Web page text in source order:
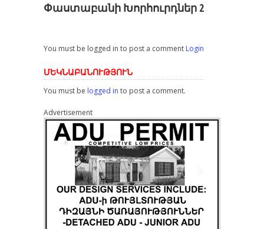
Փաստաբանի Խորհուրդներ 2
You must be logged in to post a comment Login
ՄԵԿՆԱԲԱՆՈՒԹՅՈՒՆ
You must be logged in to post a comment.
Advertisement